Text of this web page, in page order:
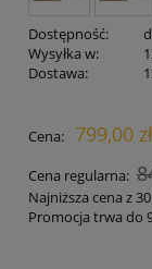
Dostępność:
Wysyłka w:
Dostawa:
Cena nie
Cena: 799,00 zł
Cena regularna:
Najniższa cena z
Promocja trwa do